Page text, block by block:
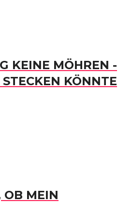
KEINE MÖHREN -
KÖNNTE
MEIN K